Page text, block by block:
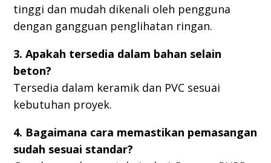
tinggi dan mudah dikenali oleh pengguna
dengan gangguan penglihatan ringan.
3. Apakah tersedia dalam bahan selain
beton?
Tersedia dalam keramik dan PVC sesuai
kebutuhan proyek.
4. Bagaimana cara memastikan pemasangan
sudah sesuai standar?